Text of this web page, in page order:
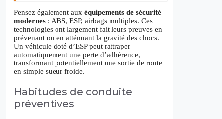
Pensez également aux équipements de sécurité
modernes : ABS, ESP, airbags multiples. Ces
technologies ont largement fait leurs preuves en
prévenant ou en atténuant la gravité des chocs.
Un véhicule doté d’ESP peut rattraper
automatiquement une perte d’adhérence,
transformant potentiellement une sortie de route
en simple sueur froide.
Habitudes de conduite
préventives